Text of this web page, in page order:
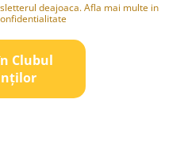
deajoaca. Afla mai multe in
Clubul